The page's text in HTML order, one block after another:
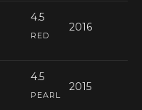
4.5
2016
RED
4.5
2015
PEARL